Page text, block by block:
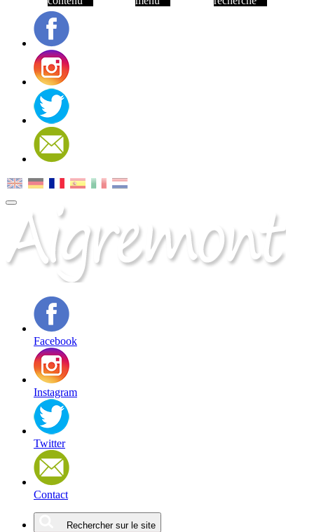
MENU
PRINCIPAL
Facebook
Instagram
Twitter
Contact
Rechercher sur le site